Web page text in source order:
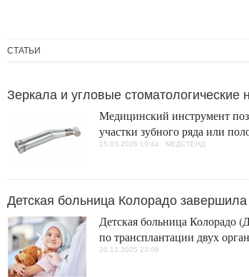
СТАТЬИ
Зеркала и угловые стоматологические
Медицинский инструмент
участки зубного ряда или
15.03.2026 10:44 МЕДСТЕНД
Детская больница Колорадо
Детская больница Колорадо
по трансплантации двух
20.12.2025 23:08